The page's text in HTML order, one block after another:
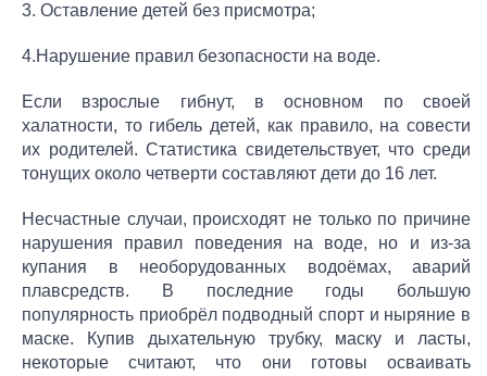
3. Оставление детей без присмотра;
4.Нарушение правил безопасности на воде.
Если взрослые гибнут, в основном по своей
халатности, то гибель детей, как правило, на совести
их родителей. Статистика свидетельствует, что среди
тонущих около четверти составляют дети до 16 лет.
Несчастные случаи, происходят не только по причине
нарушения правил поведения на воде, но и из-за
купания в необорудованных водоёмах, аварий
плавсредств. В последние годы большую
популярность приобрёл подводный спорт и ныряние в
маске. Купив дыхательную трубку, маску и ласты,
некоторые считают, что они готовы осваивать